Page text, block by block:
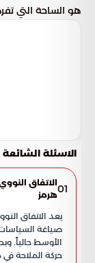
هو الساحة التي
الاسئلة الشائعة
01الاتفاق
هرمز
يعد الاتفاق
صياغة
الأوسط حالياً.
حركة الملاحة